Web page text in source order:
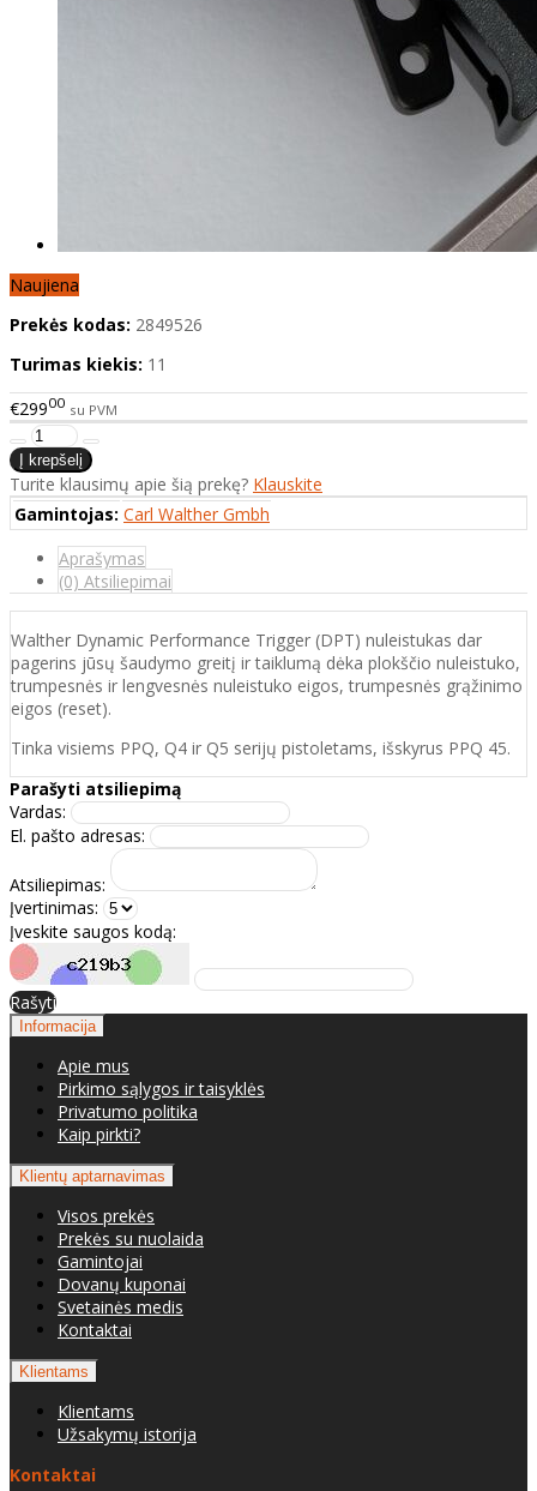
Naujiena
Prekės kodas: 2849526
Turimas kiekis: 11
€29900 su PVM
Turite klausimų apie šią prekę? Klauskite
Gamintojas: Carl Walther Gmbh
Aprašymas
(0) Atsiliepimai
Walther Dynamic Performance Trigger (DPT) nuleistukas dar
pagerins jūsų šaudymo greitį ir taiklumą dėka plokščio nuleistuko,
trumpesnės ir lengvesnės nuleistuko eigos, trumpesnės grąžinimo
eigos (reset).
Tinka visiems PPQ, Q4 ir Q5 serijų pistoletams, išskyrus PPQ 45.
Parašyti atsiliepimą
Vardas:
El. pašto adresas:
Atsiliepimas:
Įvertinimas:
Įveskite saugos kodą:
Rašyti
Informacija
Apie mus
Pirkimo sąlygos ir taisyklės
Privatumo politika
Kaip pirkti?
Klientų aptarnavimas
Visos prekės
Prekės su nuolaida
Gamintojai
Dovanų kuponai
Svetainės medis
Kontaktai
Klientams
Klientams
Užsakymų istorija
Kontaktai